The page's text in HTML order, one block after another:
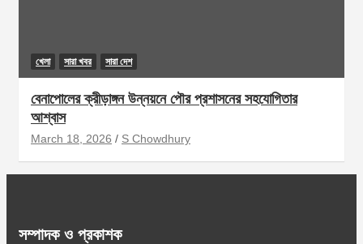
খেলা সারা খবর সারা দেশ
বেনাপোলের ক্রীড়াঙ্গন উন্নয়নে পৌর প্রশাসনের সহযোগিতার
আশ্বাস
March 18, 2026 S Chowdhury
সম্পাদক ও প্রকাশক